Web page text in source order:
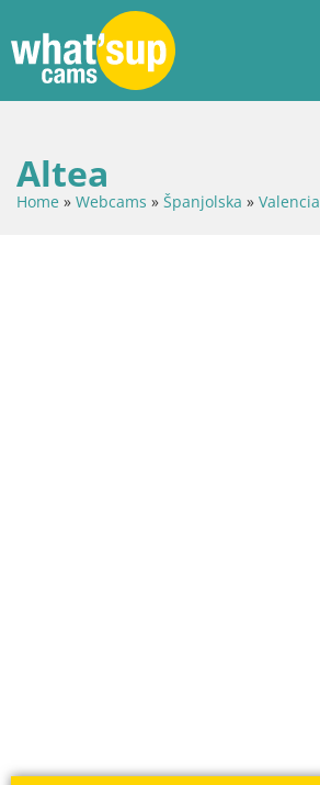
Altea
Home » Webcams » Španjolska » Valencia